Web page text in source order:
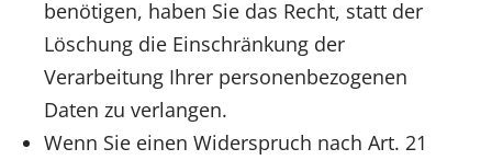
benötigen, haben Sie das Recht, statt der
Löschung die Einschränkung der
Verarbeitung Ihrer personenbezogenen
Daten zu verlangen.
Wenn Sie einen Widerspruch nach Art. 21